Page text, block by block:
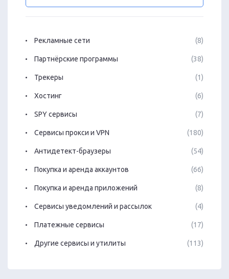
Рекламные сети (8)
Партнёрские программы (38)
Трекеры (1)
Хостинг (6)
SPY сервисы (7)
Сервисы прокси и VPN (180)
Антидетект-браузеры (54)
Покупка и аренда аккаунтов (66)
Покупка и аренда приложений (8)
Сервисы уведомлений и рассылок (4)
Платежные сервисы (17)
Другие сервисы и утилиты (113)